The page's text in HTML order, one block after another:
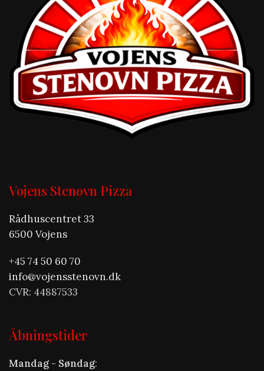
Vojens Stenovn Pizza
Rådhuscentret 33
6500 Vojens
+45 74 50 60 70
info@vojensstenovn.dk
CVR: 44887533
Åbningstider
Mandag - Søndag: